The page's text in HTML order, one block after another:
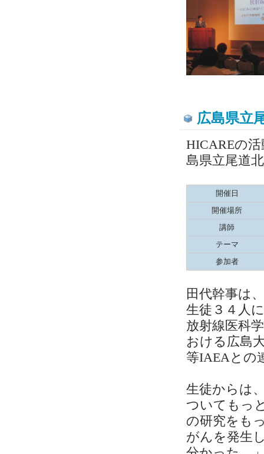
広島県立
HICAREの
島県立尾道
開催日
開催場所
講師
テーマ
参加者
田代幹事は
生徒３４人
放射線医科
おける広島
等IAEAとの
生徒からは
ついてもっ
の研究をも
がんを発生